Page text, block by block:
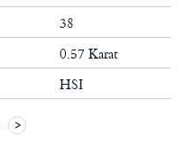
38
0.57 Karat
HSI